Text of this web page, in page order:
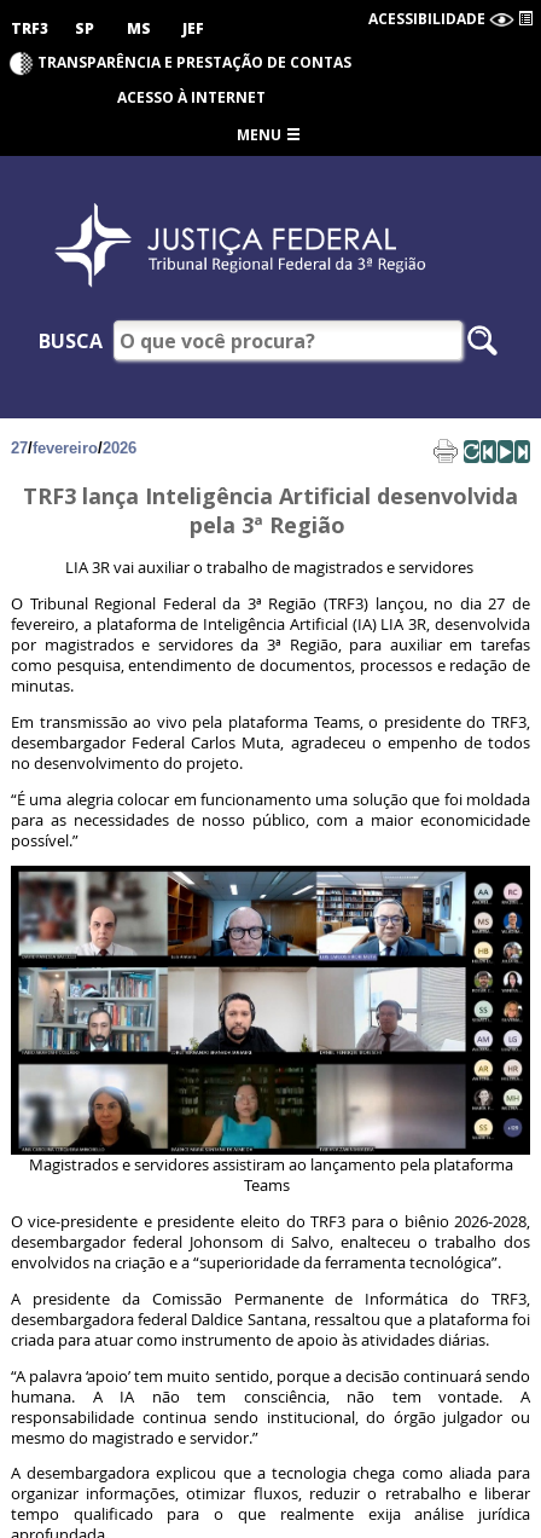
TRF3 SP MS JEF ACESSIBILIDADE
TRANSPARÊNCIA E PRESTAÇÃO DE CONTAS
ACESSO À INTERNET
MENU
BUSCA
27/fevereiro/2026
TRF3 lança Inteligência Artificial desenvolvida
pela 3ª Região
LIA 3R vai auxiliar o trabalho de magistrados e servidores
O Tribunal Regional Federal da 3ª Região (TRF3) lançou, no dia 27 de
fevereiro, a plataforma de Inteligência Artificial (IA) LIA 3R, desenvolvida
por magistrados e servidores da 3ª Região, para auxiliar em tarefas
como pesquisa, entendimento de documentos, processos e redação de
minutas.
Em transmissão ao vivo pela plataforma Teams, o presidente do TRF3,
desembargador Federal Carlos Muta, agradeceu o empenho de todos
no desenvolvimento do projeto.
“É uma alegria colocar em funcionamento uma solução que foi moldada
para as necessidades de nosso público, com a maior economicidade
possível.”
Magistrados e servidores assistiram ao lançamento pela plataforma
Teams
O vice-presidente e presidente eleito do TRF3 para o biênio 2026-2028,
desembargador federal Johonsom di Salvo, enalteceu o trabalho dos
envolvidos na criação e a “superioridade da ferramenta tecnológica”.
A presidente da Comissão Permanente de Informática do TRF3,
desembargadora federal Daldice Santana, ressaltou que a plataforma foi
criada para atuar como instrumento de apoio às atividades diárias.
“A palavra ‘apoio’ tem muito sentido, porque a decisão continuará sendo
humana. A IA não tem consciência, não tem vontade. A
responsabilidade continua sendo institucional, do órgão julgador ou
mesmo do magistrado e servidor.”
A desembargadora explicou que a tecnologia chega como aliada para
organizar informações, otimizar fluxos, reduzir o retrabalho e liberar
tempo qualificado para o que realmente exija análise jurídica